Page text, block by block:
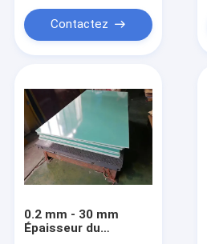
Contactez
0.2 mm - 30 mm
Épaisseur du